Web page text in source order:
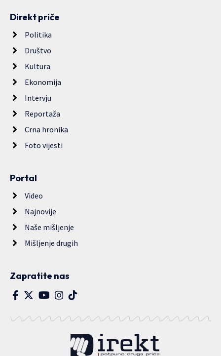
Direkt priče
Politika
Društvo
Kultura
Ekonomija
Intervju
Reportaža
Crna hronika
Foto vijesti
Portal
Video
Najnovije
Naše mišljenje
Mišljenje drugih
Zapratite nas